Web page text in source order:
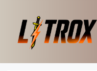
conteúdo